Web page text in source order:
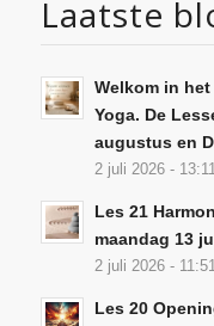
Laatste
Welkom in
Yoga. De
augustus en
2 juli 2026 -
Les 21
maandag 13
2 juli 2026 -
Les 20